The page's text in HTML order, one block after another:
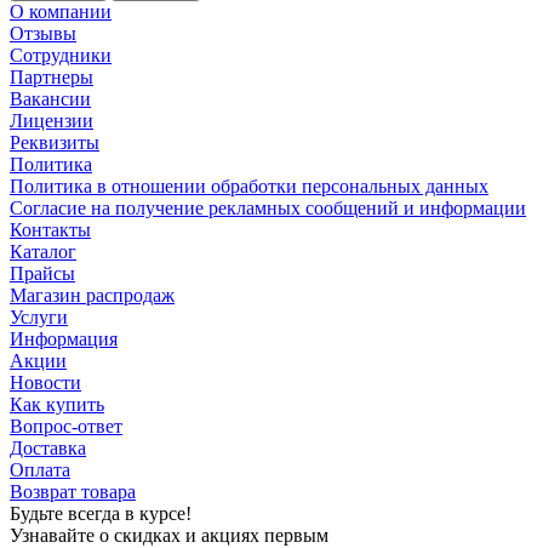
О компании
Отзывы
Сотрудники
Партнеры
Вакансии
Лицензии
Реквизиты
Политика
Политика в отношении обработки персональных данных
Согласие на получение рекламных сообщений и информации
Контакты
Каталог
Прайсы
Магазин распродаж
Услуги
Информация
Акции
Новости
Как купить
Вопрос-ответ
Доставка
Оплата
Возврат товара
Будьте всегда в курсе!
Узнавайте о скидках и акциях первым